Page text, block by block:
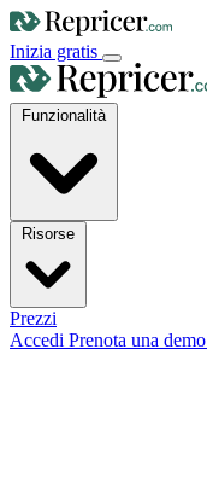
Inizia gratis
Funzionalità
Prezzi
Accedi Prenota una demo